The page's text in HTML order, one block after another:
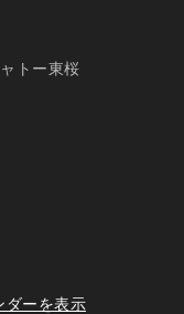
トー東桜
ダーを表示